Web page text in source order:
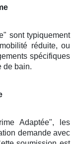
sont typiquement
réduite, ou
spécifiques
de bain.
Adaptée", les
demande avec